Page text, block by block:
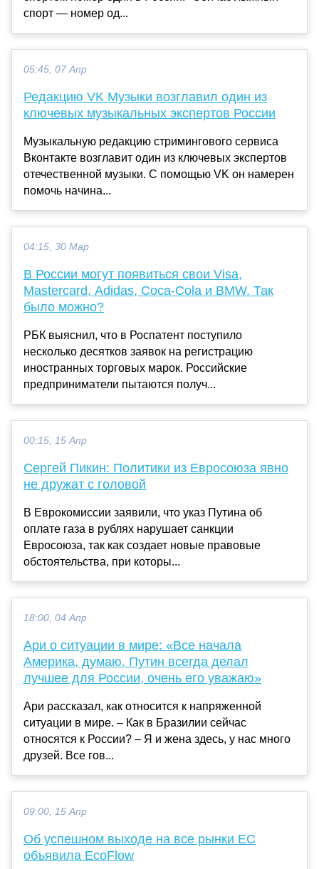
спорт — номер од...
05:45, 07 Апр
Редакцию VK Музыки возглавил один из
ключевых музыкальных экспертов России
Музыкальную редакцию стримингового сервиса
Вконтакте возглавит один из ключевых экспертов
отечественной музыки. С помощью VK он намерен
помочь начина...
04:15, 30 Мар
В России могут появиться свои Visa,
Mastercard, Adidas, Coca-Cola и BMW. Так
было можно?
РБК выяснил, что в Роспатент поступило
несколько десятков заявок на регистрацию
иностранных торговых марок. Российские
предприниматели пытаются получ...
00:15, 15 Апр
Сергей Пикин: Политики из Евросоюза явно
не дружат с головой
В Еврокомиссии заявили, что указ Путина об
оплате газа в рублях нарушает санкции
Евросоюза, так как создает новые правовые
обстоятельства, при которы...
18:00, 04 Апр
Ари о ситуации в мире: «Все начала
Америка, думаю. Путин всегда делал
лучшее для России, очень его уважаю»
Ари рассказал, как относится к напряженной
ситуации в мире. – Как в Бразилии сейчас
относятся к России? – Я и жена здесь, у нас много
друзей. Все гов...
09:00, 15 Апр
Об успешном выходе на все рынки ЕС
объявила EcoFlow